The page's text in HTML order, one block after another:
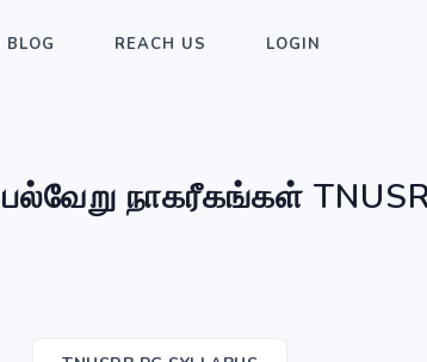
BLOG REACH US LOGIN
நாகரீகங்கள்